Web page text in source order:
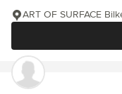
ART OF SURFACE